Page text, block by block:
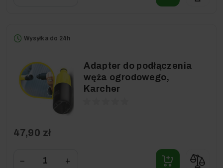
Wysyłka do 24h
Adapter do podłączenia
węża ogrodowego,
Karcher
47,90 zł
− +